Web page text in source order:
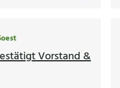
Vorstand &